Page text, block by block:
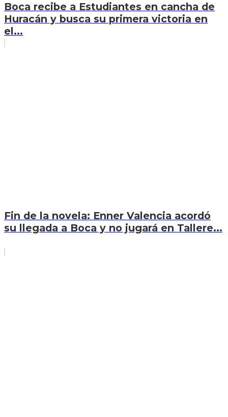
Boca recibe a Estudiantes en cancha de
Huracán y busca su primera victoria en
el...
Fin de la novela: Enner Valencia acordó
su llegada a Boca y no jugará en Tallere...